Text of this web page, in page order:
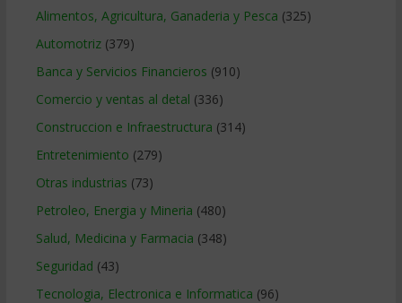
Alimentos, Agricultura, Ganaderia y Pesca (325)
Automotriz(379)
Banca y Servicios Financieros (910)
Comercio y ventas al detal (336)
Construccion e Infraestructura (314)
Entretenimiento (279)
Otras industrias (73)
Petroleo, Energia y Mineria (480)
Salud, Medicina y Farmacia (348)
Seguridad (43)
Tecnologia, Electronica e Informatica (96)